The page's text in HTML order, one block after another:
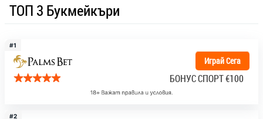
ТОП 3 Букмейкъри
#1
Играй Сега
БОНУС СПОРТ€100
#2